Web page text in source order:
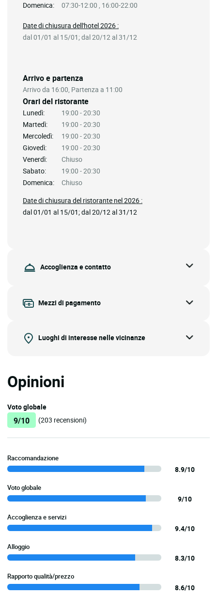
Domenica:
07:30-12:00 , 16:00-22:00
Arrivo e partenza
Arrivo da 16:00, Partenza a 11:00
Orari del ristorante
Lunedì:
19:00 - 20:30
Martedì:
19:00 - 20:30
Mercoledì:
19:00 - 20:30
Giovedì:
19:00 - 20:30
Venerdì:
Chiuso
Sabato:
19:00 - 20:30
Domenica:
Chiuso
Date di chiusura del ristorante nel 2026 :
dal 01/01 al 15/01; dal 20/12 al 31/12
Date di chiusura dell'hotel 2026 :
dal 01/01 al 15/01; dal 20/12 al 31/12
Accoglienza e contatto
Mezzi di pagamento
Luoghi di interesse nelle vicinanze
Opinioni
Voto globale
9/10 (203 recensioni)
Raccomandazione
8.9/10
Voto globale
9/10
Accoglienza e servizi
9.4/10
Alloggio
8.3/10
Rapporto qualità/prezzo
8.6/10